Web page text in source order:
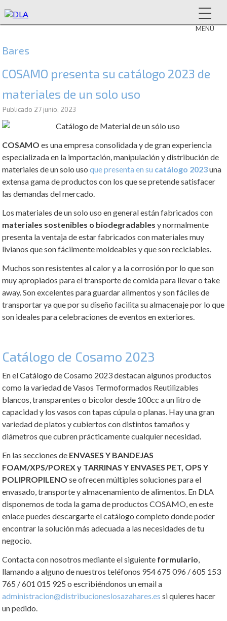
Bares
COSAMO presenta su catálogo 2023 de
materiales de un solo uso
Publicado 27 junio, 2023
COSAMO es una empresa consolidada y de gran experiencia
especializada en la importación, manipulación y distribución de
materiales de un solo usoque presenta en su catálogo 2023una
extensa gama de productos con los que se pretende satisfacer
las demandas del mercado.
Los materiales de un solo uso en general están fabricados con
materiales sostenibles o biodegradables y normalmente
presenta la ventaja de estar fabricados con materiales muy
livianos que son fácilmente moldeables y que son reciclables.
Muchos son resistentes al calor y a la corrosión por lo que son
muy apropiados para el transporte de comida para llevar o take
away. Son excelentes para guardar alimentos y son fáciles de
transportar ya que por su diseño facilita su almacenaje por lo que
son ideales para celebraciones de eventos en exteriores.
Catálogo de Cosamo 2023
En el Catálogo de Cosamo 2023 destacan algunos productos
como la variedad de Vasos Termoformados Reutilizables
blancos, transparentes o bicolor desde 100cc a un litro de
capacidad y los vasos con tapas cúpula o planas. Hay una gran
variedad de platos y cubiertos con distintos tamaños y
diámetros que cubren prácticamente cualquier necesidad.
En las secciones de ENVASES Y BANDEJAS
FOAM/XPS/POREX y TARRINAS Y ENVASES PET, OPS Y
POLIPROPILENO se ofrecen múltiples soluciones para el
envasado, transporte y almacenamiento de alimentos. En DLA
disponemos de toda la gama de productos COSAMO, en este
enlace puedes descargarte el catálogo completo donde poder
encontrar la solución más adecuada a las necesidades de tu
negocio.
Contacta con nosotros mediante el siguiente formulario,
llamando a alguno de nuestros teléfonos 954 675 096 / 605 153
765 / 601 015 925 o escribiéndonos un email a
administracion@distribucioneslosazahares.es si quieres hacer
un pedido.
MENÚ